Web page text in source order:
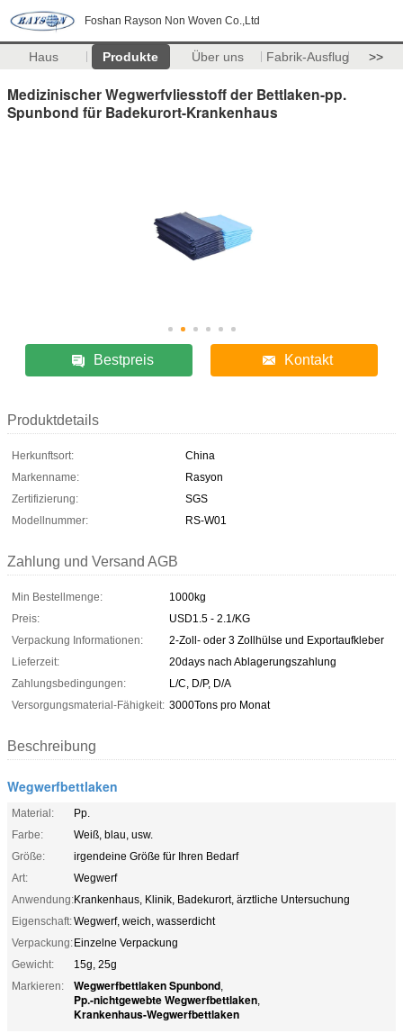
Foshan Rayson Non Woven Co.,Ltd
Haus Produkte Über uns Fabrik-Ausflug >>
Medizinischer Wegwerfvliesstoff der Bettlaken-pp.
Spunbond für Badekurort-Krankenhaus
Bestpreis Kontakt
Produktdetails
Herkunftsort:
China
Markenname:
Rasyon
Zertifizierung:
SGS
Modellnummer:
RS-W01
Zahlung und Versand AGB
Min Bestellmenge:
1000kg
Preis:
USD1.5 - 2.1/KG
Verpackung Informationen:
2-Zoll- oder 3 Zollhülse und Exportaufkleber
Lieferzeit:
20days nach Ablagerungszahlung
Zahlungsbedingungen:
L/C, D/P, D/A
Versorgungsmaterial-Fähigkeit: 3000Tons pro Monat
Beschreibung
Wegwerfbettlaken
Material:
Pp.
Farbe:
Weiß, blau, usw.
Größe:
irgendeine Größe für Ihren Bedarf
Art:
Wegwerf
Anwendung:Krankenhaus, Klinik, Badekurort, ärztliche Untersuchung
Eigenschaft:Wegwerf, weich, wasserdicht
Verpackung:Einzelne Verpackung
Gewicht:
15g, 25g
Markieren:
Wegwerfbettlaken Spunbond,
Pp.-nichtgewebte Wegwerfbettlaken,
Krankenhaus-Wegwerfbettlaken